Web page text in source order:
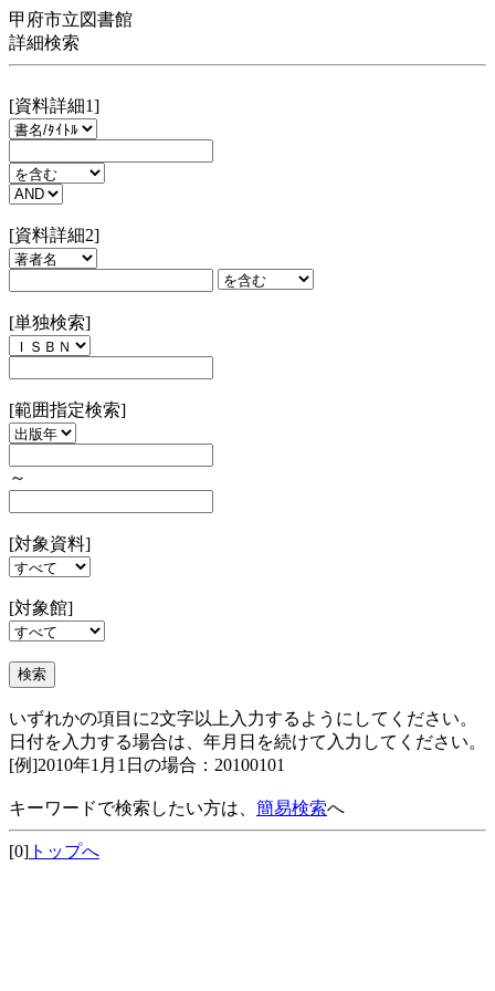
甲府市立図書館
詳細検索
[資料詳細1]
[資料詳細2]
[単独検索]
[範囲指定検索]
～
[対象資料]
[対象館]
いずれかの項目に2文字以上入力するようにしてください。
日付を入力する場合は、年月日を続けて入力してください。
[例]2010年1月1日の場合：20100101
キーワードで検索したい方は、 簡易検索へ
[0] トップへ